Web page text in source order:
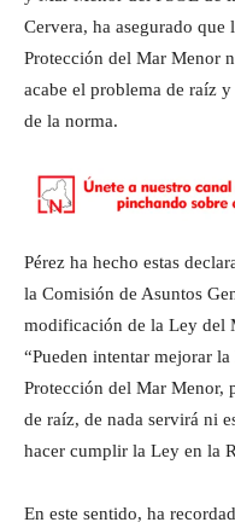
Cervera, ha asegurado
Protección del Mar Menor
acabe el problema de raíz
de la norma.
Pérez ha hecho estas
la Comisión de Asuntos
modificación de la Ley del
“Pueden intentar mejorar
Protección del Mar Menor,
de raíz, de nada servirá ni
hacer cumplir la Ley en la
En este sentido, ha